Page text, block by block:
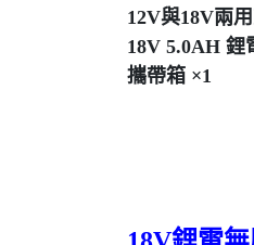
12V與18V兩
18V 5.0AH 鋰
攜帶箱 ×1